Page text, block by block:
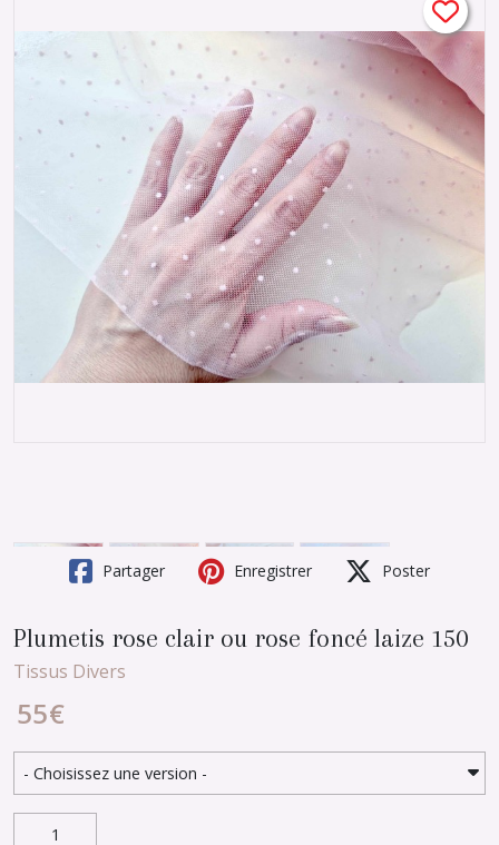
Partager Enregistrer Poster
Plumetis rose clair ou rose foncé laize 150
Tissus Divers
55€